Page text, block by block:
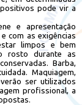
pode vir a
e apresentação
com as exigências
limpos e bem
rosto durante as
Barba,
Maquiagem,
ser utilizados
profissional, a